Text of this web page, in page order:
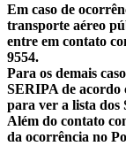
Em caso de
transporte aéreo
entre em contato
9554.
Para os demais
SERIPA de acordo
para ver a lista dos
Além do contato
da ocorrência no